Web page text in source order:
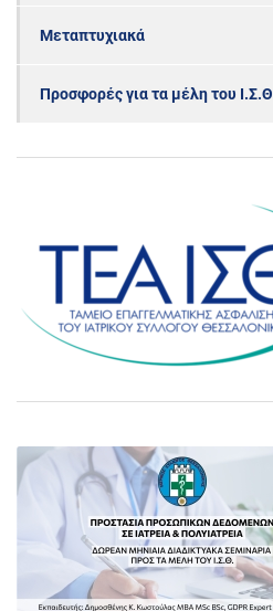
Μεταπτυχιακά
Προσφορές για τα μέλη του Ι.Σ.Θ